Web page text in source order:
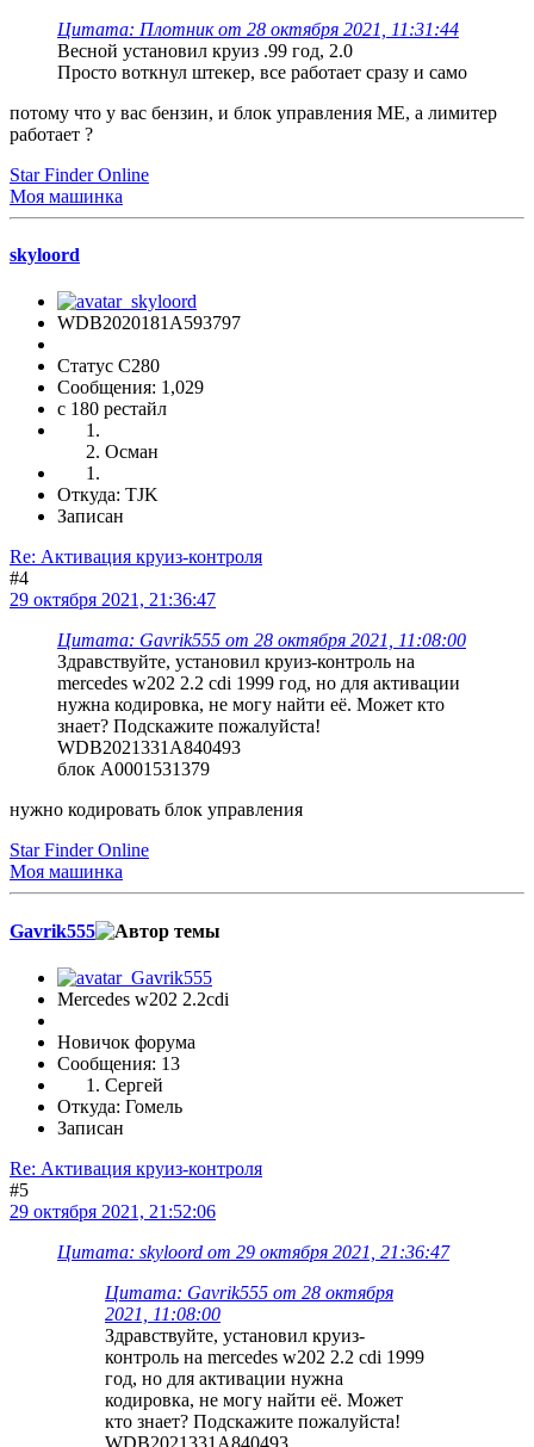
Цитата: Плотник от 28 октября 2021, 11:31:44
Весной установил круиз .99 год, 2.0
Просто воткнул штекер, все работает сразу и само
потому что у вас бензин, и блок управления МЕ, а лимитер
работает ?
Star Finder Online
Моя машинка
skyloord
WDB2020181A593797
Статус C280
Сообщения: 1,029
c 180 рестайл
Осман
Откуда: TJK
Записан
Re: Активация круиз-контроля
#4
29 октября 2021, 21:36:47
Цитата: Gavrik555 от 28 октября 2021, 11:08:00
Здравствуйте, установил круиз-контроль на
mercedes w202 2.2 cdi 1999 год, но для активации
нужна кодировка, не могу найти её. Может кто
знает? Подскажите пожалуйста!
WDB2021331A840493
блок A0001531379
нужно кодировать блок управления
Star Finder Online
Моя машинка
Gavrik555
Mercedes w202 2.2cdi
Новичок форума
Сообщения: 13
Сергей
Откуда: Гомель
Записан
Re: Активация круиз-контроля
#5
29 октября 2021, 21:52:06
Цитата: skyloord от 29 октября 2021, 21:36:47
Цитата: Gavrik555 от 28 октября
2021, 11:08:00
Здравствуйте, установил круиз-
контроль на mercedes w202 2.2 cdi 1999
год, но для активации нужна
кодировка, не могу найти её. Может
кто знает? Подскажите пожалуйста!
WDB2021331A840493